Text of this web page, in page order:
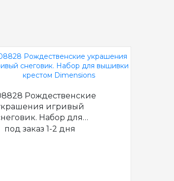
Рождественские
игривый
Набор для
крестом Dimensions
под заказ 1-2 дня